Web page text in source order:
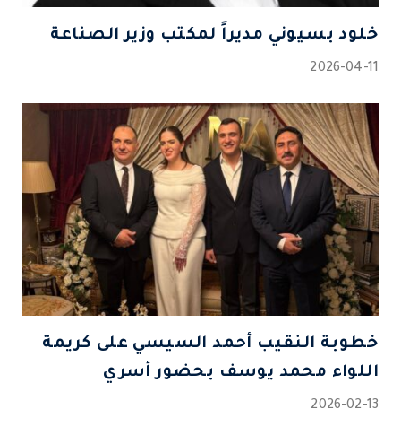
خلود بسيوني مديراً لمكتب وزير الصناعة
2026-04-11
خطوبة النقيب أحمد السيسي على كريمة
اللواء محمد يوسف بحضور أسري
2026-02-13